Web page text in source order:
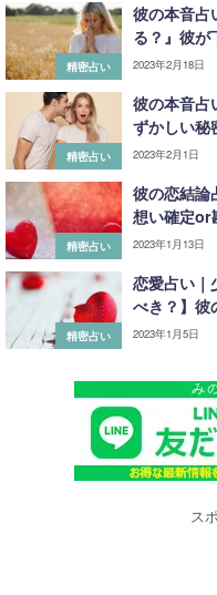
精密占い
彼の本音占
る？』彼が
2023年2月18日
精密占い
彼の本音占
ずかしい秘
2023年2月1日
精密占い
彼の恋結
想い確定or
2023年1月13日
精密占い
恋愛占い｜
べき？】彼
2023年1月5日
ス